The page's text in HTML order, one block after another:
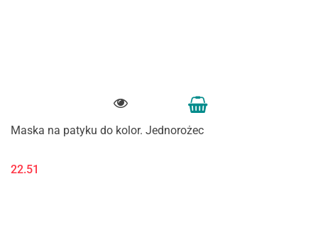
Maska na patyku do kolor. Jednorożec
22.51